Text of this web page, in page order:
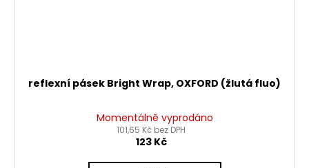
reflexní pásek Bright Wrap, OXFORD (žlutá fluo)
Momentálně vyprodáno
101,65 Kč bez DPH
123 Kč